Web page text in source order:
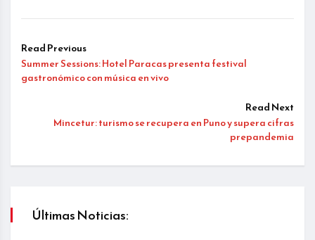
Read Previous
Summer Sessions: Hotel Paracas presenta festival
gastronómico con música en vivo
Read Next
Mincetur: turismo se recupera en Puno y supera cifras
prepandemia
Últimas Noticias: